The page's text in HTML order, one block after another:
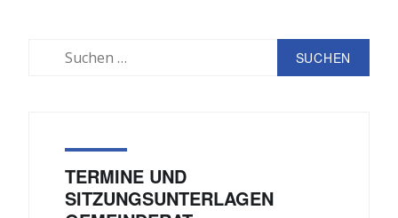
TERMINE UND
SITZUNGSUNTERLAGEN